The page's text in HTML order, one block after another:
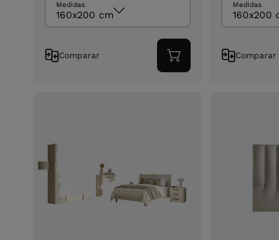
Medidas
160x200 cm
Comparar
Adicionar
ao
Medidas
160x200
Comparar